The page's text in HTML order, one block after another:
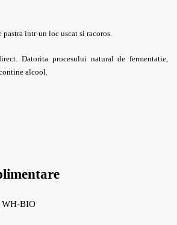
pastra intr-un loc uscat si racoros.
Datorita procesului natural de fermentatie,
alcool.
WH-BIO